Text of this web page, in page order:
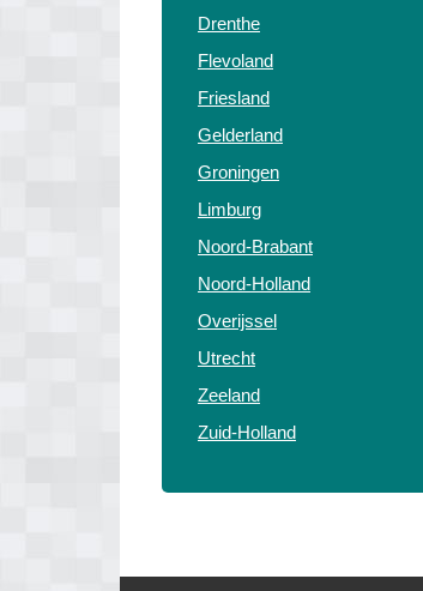
Drenthe
Flevoland
Friesland
Gelderland
Groningen
Limburg
Noord-Brabant
Noord-Holland
Overijssel
Utrecht
Zeeland
Zuid-Holland